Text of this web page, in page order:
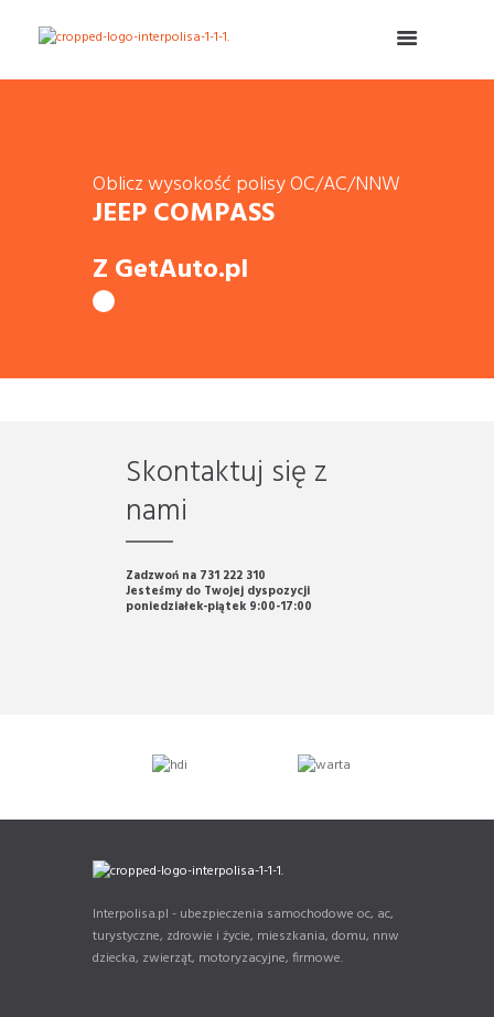
Oblicz wysokość polisy OC/AC/NNW
JEEP COMPASS
Z GetAuto.pl
Skontaktuj się z
nami
Zadzwoń na 731 222 310
Jesteśmy do Twojej dyspozycji
poniedziałek-piątek 9:00-17:00
Interpolisa.pl - ubezpieczenia samochodowe oc, ac,
turystyczne, zdrowie i życie, mieszkania, domu, nnw
dziecka, zwierząt, motoryzacyjne, firmowe.